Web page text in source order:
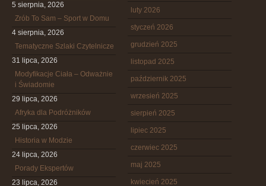
5 sierpnia, 2026
Zrób To Sam – Sport w Domu
4 sierpnia, 2026
Tematyczne Szlaki Czytelnicze
31 lipca, 2026
Modyfikacje Ciała – Odważnie
i Świadomie
29 lipca, 2026
Afryka dla Podróżników
25 lipca, 2026
Historia w Modzie
24 lipca, 2026
Porady Ekspertów
23 lipca, 2026
luty 2026
styczeń 2026
grudzień 2025
listopad 2025
październik 2025
wrzesień 2025
sierpień 2025
lipiec 2025
czerwiec 2025
maj 2025
kwiecień 2025